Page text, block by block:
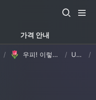
가격 안내
이야기/ 우피! 이렇게 바뀌었어요 - 모서리 둥글게 & 상단 메뉴바 테마별 로고 설정 / Untitled /